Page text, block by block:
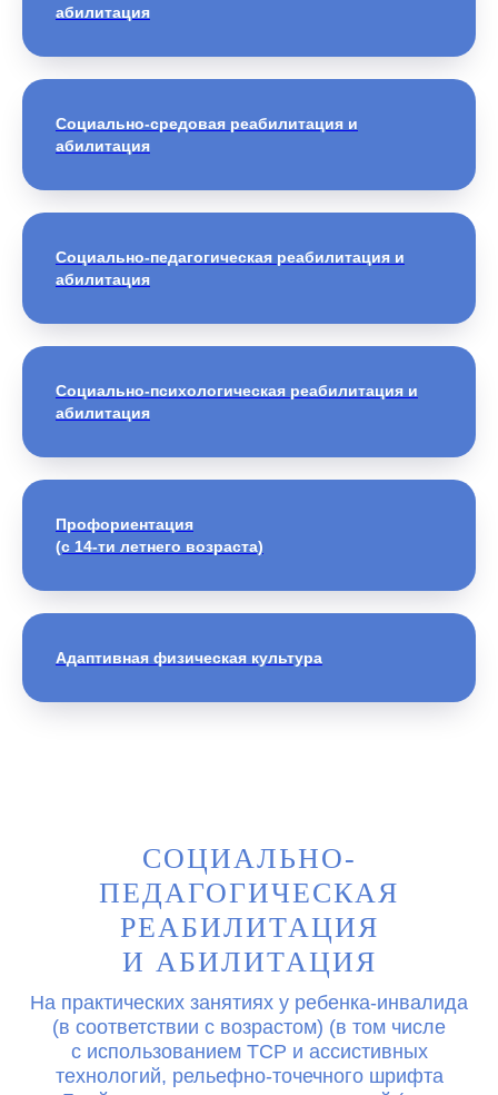
абилитация
Социально-средовая реабилитация и
абилитация
Социально-педагогическая реабилитация и
абилитация
Социально-психологическая реабилитация и
абилитация
Профориентация
(с 14-ти летнего возраста)
Адаптивная физическая культура
СОЦИАЛЬНО-
ПЕДАГОГИЧЕСКАЯ
РЕАБИЛИТАЦИЯ
И АБИЛИТАЦИЯ
На практических занятиях у ребенка-инвалида
(в соответствии с возрастом) (в том числе
с использованием ТСР и ассистивных
технологий, рельефно-точечного шрифта